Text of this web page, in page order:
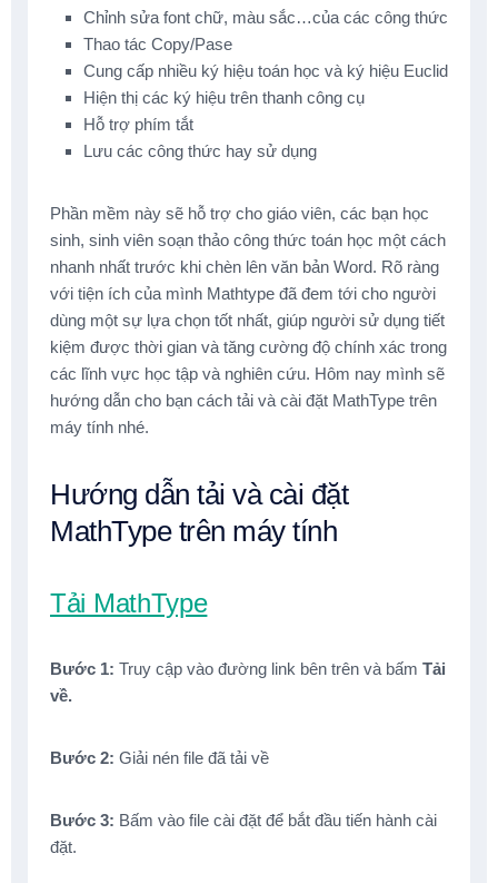
Chỉnh sửa font chữ, màu sắc…của các công thức
Thao tác Copy/Pase
Cung cấp nhiều ký hiệu toán học và ký hiệu Euclid
Hiện thị các ký hiệu trên thanh công cụ
Hỗ trợ phím tắt
Lưu các công thức hay sử dụng
Phần mềm này sẽ hỗ trợ cho giáo viên, các bạn học
sinh, sinh viên soạn thảo công thức toán học một cách
nhanh nhất trước khi chèn lên văn bản Word. Rõ ràng
với tiện ích của mình Mathtype đã đem tới cho người
dùng một sự lựa chọn tốt nhất, giúp người sử dụng tiết
kiệm được thời gian và tăng cường độ chính xác trong
các lĩnh vực học tập và nghiên cứu. Hôm nay mình sẽ
hướng dẫn cho bạn cách tải và cài đặt MathType trên
máy tính nhé.
Hướng dẫn tải và cài đặt
MathType trên máy tính
Tải MathType
Bước 1: Truy cập vào đường link bên trên và bấm Tải
về.
Bước 2: Giải nén file đã tải về
Bước 3: Bấm vào file cài đặt để bắt đầu tiến hành cài
đặt.